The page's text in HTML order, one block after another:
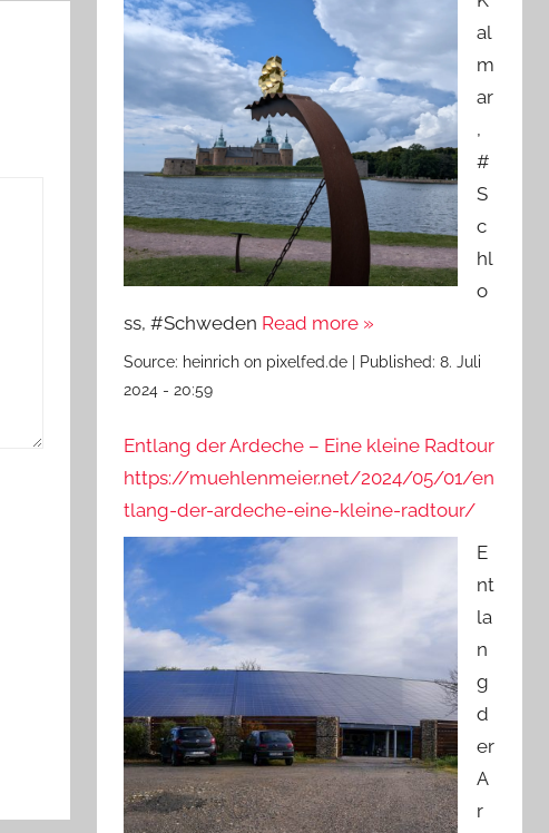
al
m
ar
,
#
S
c
hl
o
ss, #Schweden Read more »
Source: heinrich on pixelfed.de | Published:8. Juli
2024 - 20:59
Entlang der Ardeche – Eine kleine Radtour
https://muehlenmeier.net/2024/05/01/en
tlang-der-ardeche-eine-kleine-radtour/
E
nt
la
n
g
d
er
A
r